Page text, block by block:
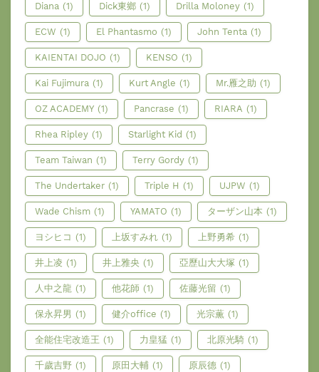
Diana (1) Dick東鄉 (1) Drilla Moloney (1)
ECW (1) El Phantasmo (1) John Tenta (1)
KAIENTAI DOJO (1) KENSO (1)
Kai Fujimura (1) Kurt Angle (1) Mr.雁之助 (1)
OZ ACADEMY (1) Pancrase (1) RIARA (1)
Rhea Ripley (1) Starlight Kid (1)
Team Taiwan (1) Terry Gordy (1)
The Undertaker (1) Triple H (1) UJPW (1)
Wade Chism (1) YAMATO (1) ターザン山本 (1)
ヨシヒコ (1) 上坂すみれ (1) 上野勇希 (1)
井上凌 (1) 井上雅央 (1) 亞歷山大大塚 (1)
人中之龍 (1) 他花師 (1) 佐藤光留 (1)
保永昇男 (1) 健介office (1) 光宗薫 (1)
全能住宅改造王 (1) 力皇猛 (1) 北原光騎 (1)
千歲吉野 (1) 原田大輔 (1) 原辰德 (1)